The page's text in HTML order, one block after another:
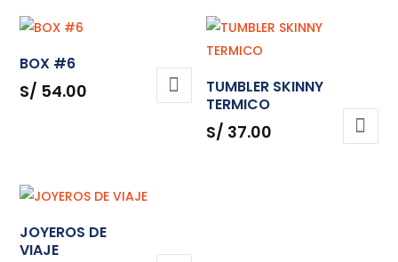
BOX #6
S/ 54.00
TUMBLER SKINNY
TERMICO
S/ 37.00
JOYEROS DE
VIAJE